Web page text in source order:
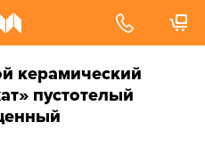
керамический
пустотелый